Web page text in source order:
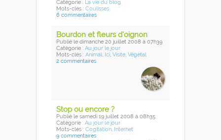
Catégorie : La vie du blog
Mots-clés : Coulisses
6 commentaires
Bourdon et fleurs d'oignon
Publié le dimanche 20 juillet 2008 à 07h39
Catégorie : Au jour le jour
Mots-clés : Animal, Ici, Visite, Végétal
2 commentaires
Stop ou encore ?
Publié le samedi 19 juillet 2008 à 08h35
Catégorie : Au jour le jour
Mots-clés : Cogitation, Internet
9 commentaires